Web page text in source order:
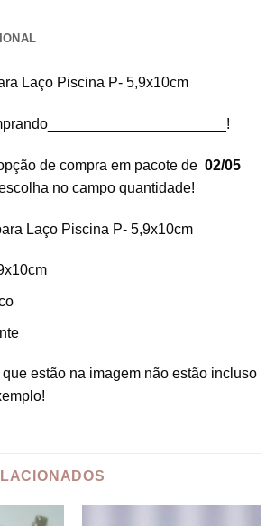
Laço Piscina P- 5,9x10cm
de compra em pacote de 02/05
no campo quantidade!
Laço Piscina P- 5,9x10cm
estão na imagem não estão incluso